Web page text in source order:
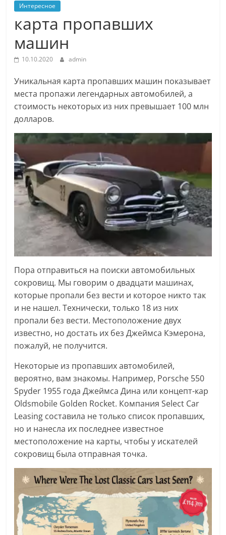
Интересное
карта пропавших
машин
10.10.2020 admin
Уникальная карта пропавших машин показывает
места пропажи легендарных автомобилей, а
стоимость некоторых из них превышает 100 млн
долларов.
Пора отправиться на поиски автомобильных
сокровищ. Мы говорим о двадцати машинах,
которые пропали без вести и которое никто так
и не нашел. Технически, только 18 из них
пропали без вести. Местоположение двух
известно, но достать их без Джеймса Кэмерона,
пожалуй, не получится.
Некоторые из пропавших автомобилей,
вероятно, вам знакомы. Например, Porsche 550
Spyder 1955 года Джеймса Дина или концепт-кар
Oldsmobile Golden Rocket. Компания Select Car
Leasing составила не только список пропавших,
но и нанесла их последнее известное
местоположение на карты, чтобы у искателей
сокровищ была отправная точка.